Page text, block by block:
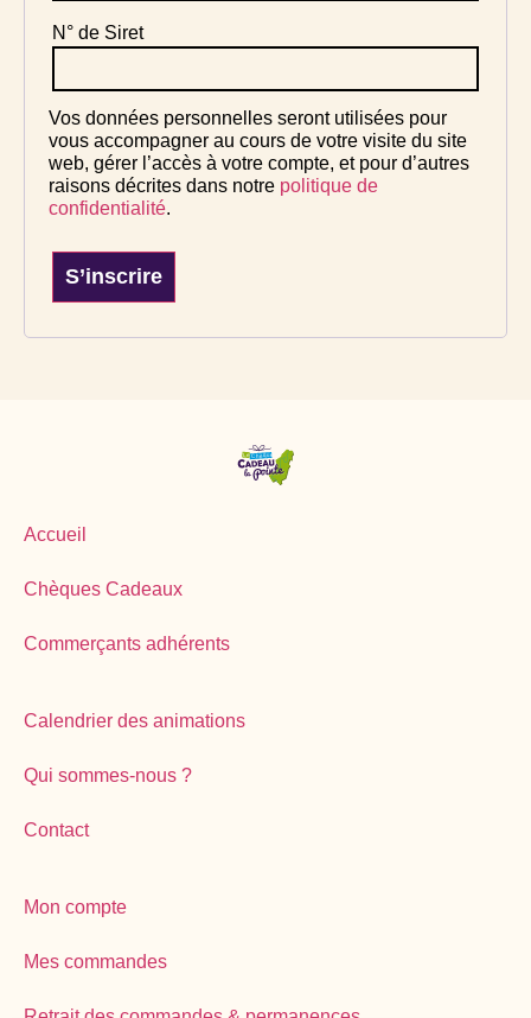
N° de Siret
Vos données personnelles seront utilisées pour
vous accompagner au cours de votre visite du site
web, gérer l’accès à votre compte, et pour d’autres
raisons décrites dans notre politique de
confidentialité.
S’inscrire
Accueil
Chèques Cadeaux
Commerçants adhérents
Calendrier des animations
Qui sommes-nous ?
Contact
Mon compte
Mes commandes